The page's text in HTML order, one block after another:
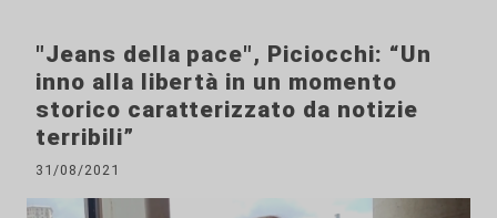
"Jeans della pace", Piciocchi: “Un
inno alla libertà in un momento
storico caratterizzato da notizie
terribili”
31/08/2021